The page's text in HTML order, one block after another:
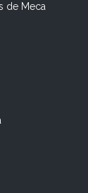
de Meca